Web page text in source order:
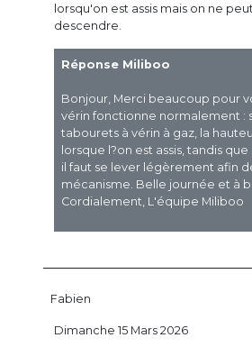
lorsqu'on est assis mais on ne
descendre.
Réponse Miliboo
Bonjour, Merci beaucoup pour
vérin fonctionne normalement :
tabourets à vérin à gaz, la
lorsque l?on est assis, tandis
il faut se lever légèrement afin
mécanisme. Belle journée et à
Cordialement, L'équipe Miliboo
Fabien
Dimanche 15 Mars 2026